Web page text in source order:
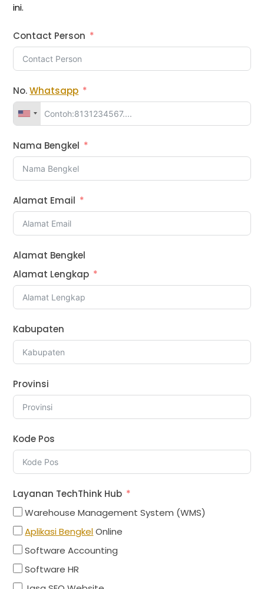
ini.
Contact Person
No.Whatsapp
Nama Bengkel
Alamat Email
Alamat Bengkel
Alamat Lengkap
Kabupaten
Provinsi
Kode Pos
Layanan TechThink Hub
Warehouse Management System (WMS)
Aplikasi BengkelOnline
Software Accounting
Software HR